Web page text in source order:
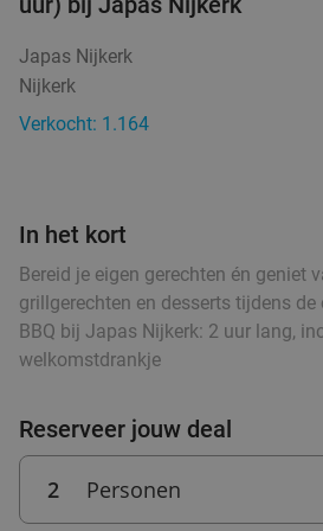
limonade in hartje Amersfoort
2 of 4 cocktails naar keuze
bittergarnituur in hartje
Vandaag Morgen Ma
J&D
Amersfoort
Verkocht: 312
Japas Nijkerk
Nijkerk
Verkocht: 1.164
In het kort
Bereid je eigen gerechten én geniet
grillgerechten en desserts tijdens de
BBQ bij Japas Nijkerk: 2 uur lang,
welkomstdrankje
Reserveer jouw deal
2 Personen